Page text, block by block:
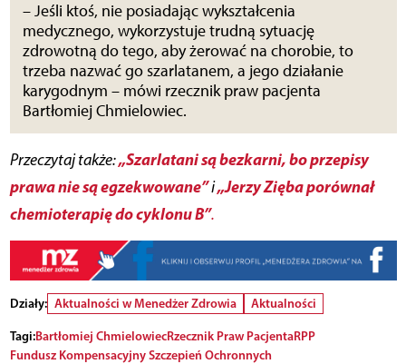
– Jeśli ktoś, nie posiadając wykształcenia
medycznego, wykorzystuje trudną sytuację
zdrowotną do tego, aby żerować na chorobie, to
trzeba nazwać go szarlatanem, a jego działanie
karygodnym – mówi rzecznik praw pacjenta
Bartłomiej Chmielowiec.
Przeczytaj także:„Szarlatani są bezkarni, bo przepisy
prawa nie są egzekwowane”i„Jerzy Zięba porównał
chemioterapię do cyklonu B”.
Działy: Aktualności w Menedżer Zdrowia
Aktualności
Tagi:Bartłomiej ChmielowiecRzecznik Praw PacjentaRPP
Fundusz Kompensacyjny Szczepień Ochronnych